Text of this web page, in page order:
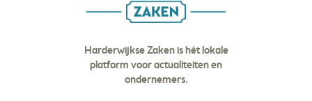
Harderwijkse Zaken is hét lokale
platform voor actualiteiten en
ondernemers.